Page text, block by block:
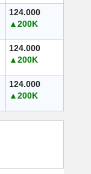
124.000
▲200K
124.000
▲200K
124.000
▲200K